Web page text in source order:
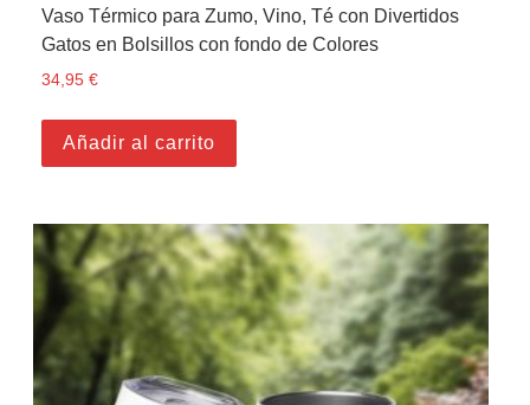
Vaso Térmico para Zumo, Vino, Té con Divertidos
Gatos en Bolsillos con fondo de Colores
34,95€
Añadir al carrito